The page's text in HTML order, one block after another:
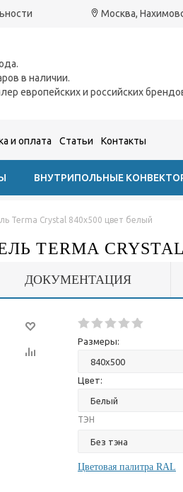
Москва,
в наличии.
европейских и российских
и оплата Статьи Контакты
ВНУТРИПОЛЬНЫЕ
Terma Crystal 840x500 цвет белый
ДОКУМЕНТАЦИЯ
Размеры:
Цвет:
ТЭН
Цветовая палитра RAL